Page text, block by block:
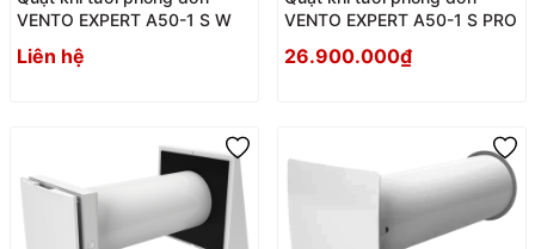
VENTO EXPERT A50-1 S W
Liên hệ
VENTO EXPERT A50-1 S PRO
26.900.000₫